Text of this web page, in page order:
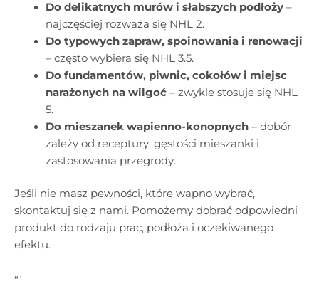
Do delikatnych murów i słabszych podłoży–
najczęściej rozważa się NHL 2.
Do typowych zapraw, spoinowania i renowacji
– często wybiera się NHL 3.5.
Do fundamentów, piwnic, cokołów i miejsc
narażonych na wilgoć– zwykle stosuje się NHL
5.
Do mieszanek wapienno-konopnych– dobór
zależy od receptury, gęstości mieszanki i
zastosowania przegrody.
Jeśli nie masz pewności, które wapno wybrać,
skontaktuj się z nami. Pomożemy dobrać odpowiedni
produkt do rodzaju prac, podłoża i oczekiwanego
efektu.
“`